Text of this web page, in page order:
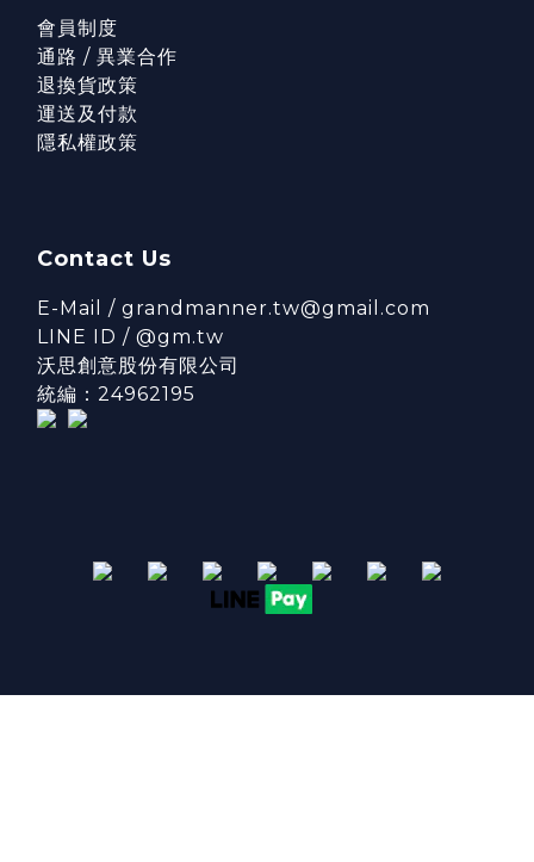
會員制度
通路 / 異業合作
退換貨政策
運送及付款
隱私權政策
Contact Us
E-Mail / grandmanner.tw@gmail.com
LINE ID / @gm.tw
沃思創意股份有限公司
統編：24962195